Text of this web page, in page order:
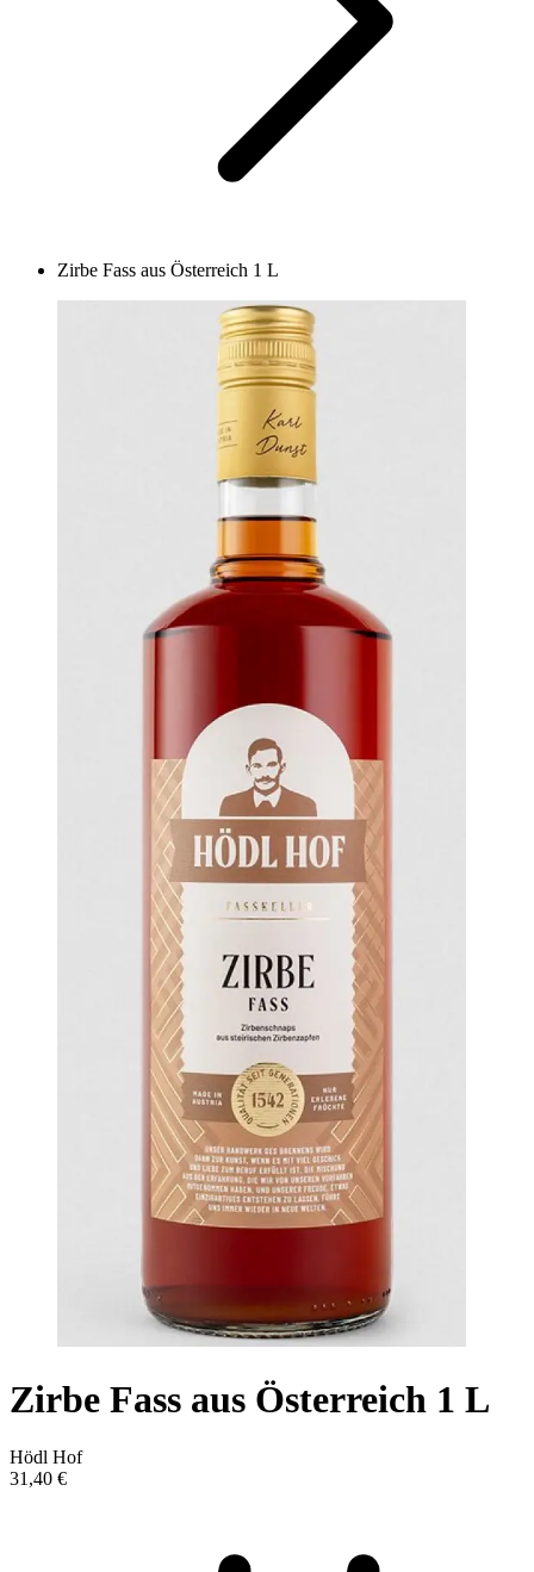
Zirbe Fass aus Österreich 1 L
Zirbe Fass aus Österreich 1 L
Hödl Hof
31,40 €